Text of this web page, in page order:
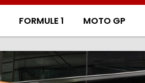
FORMULE 1 MOTO GP